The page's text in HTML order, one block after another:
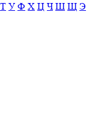
Т У Ф Х Ц Ч Ш Щ Э